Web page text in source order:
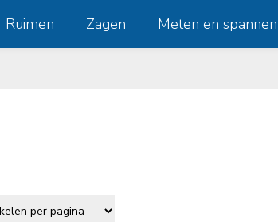
Ruimen Zagen Meten en spannen